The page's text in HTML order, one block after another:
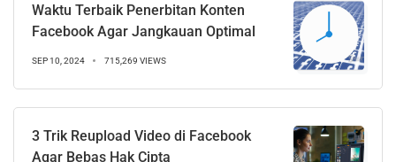
Waktu Terbaik Penerbitan Konten
Facebook Agar Jangkauan Optimal
SEP 10, 2024 715,269 VIEWS
3 Trik Reupload Video di Facebook
Agar Bebas Hak Cipta